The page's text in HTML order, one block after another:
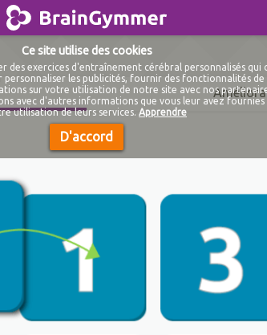
BrainGymmer
Ce site utilise des cookies
des exercices d'entraînement cérébral personnalisés
les publicités, fournir des fonctionnalités
sur votre utilisation de notre site avec nos
avec d'autres informations que vous leur avez
utilisation de leurs services. Apprendre
D'accord